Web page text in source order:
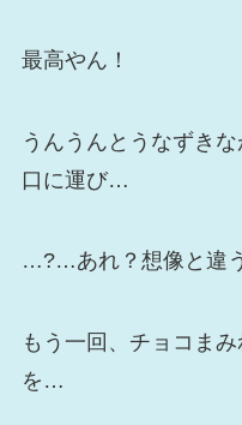
最高やん！
うんうんとうなずき
口に運び…
…?…あれ？想像と違
もう一回、チョコま
を…